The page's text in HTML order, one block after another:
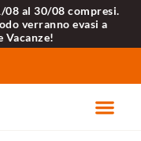
08 al 30/08 compresi.
verranno evasi a
Vacanze!